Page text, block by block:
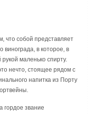
что собой представляет
винограда, в которое, в
маленько спирту.
нечто, стоящее рядом с
напитка из Порту
гордое звание